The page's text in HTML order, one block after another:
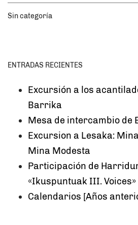
Sin categoría
ENTRADAS RECIENTES
Excursión a los
Barrika
Mesa de intercambio de
Excursion a Lesaka:
Mina Modesta
Participación de
«Ikuspuntuak III. Voices»
Calendarios [Años